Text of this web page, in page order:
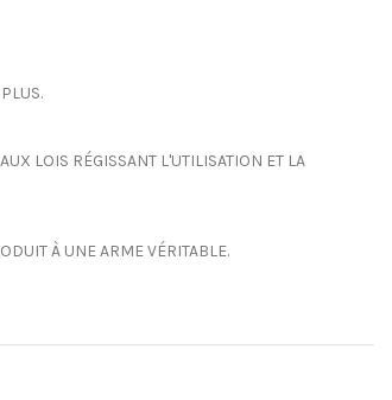
LOIS RÉGISSANT L'UTILISATION ET LA
À UNE ARME VÉRITABLE.